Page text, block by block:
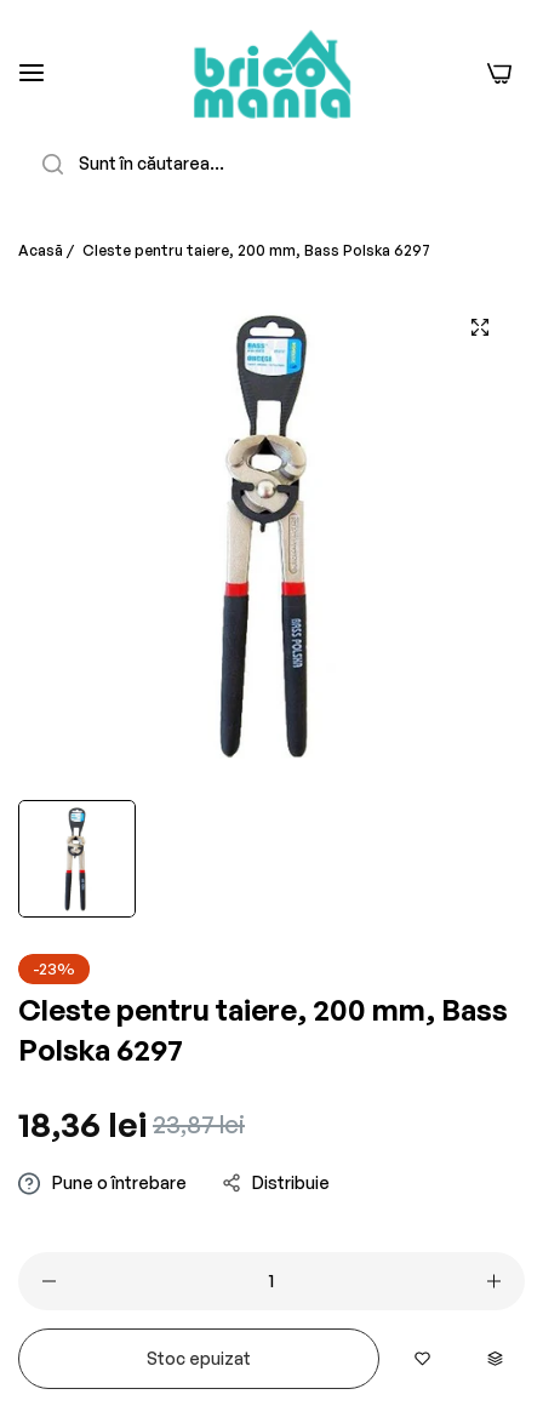
0
Acasă / Cleste pentru taiere, 200 mm, Bass Polska 6297
-23%
Cleste pentru taiere, 200 mm, Bass
Polska 6297
Preț
obișnuit
18,36 lei Preț
redus
23,87 lei
Pune o întrebare Distribuie
Stoc epuizat